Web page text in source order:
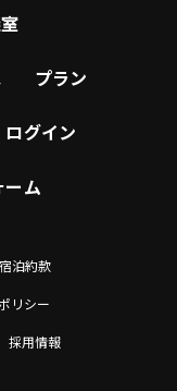
プラン
ログイン
ーム
宿泊約款
リシー
採用情報